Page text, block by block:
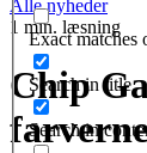
Exact matches
Search in title
Search in
Alle nyheder
1 min. læsning
Chip